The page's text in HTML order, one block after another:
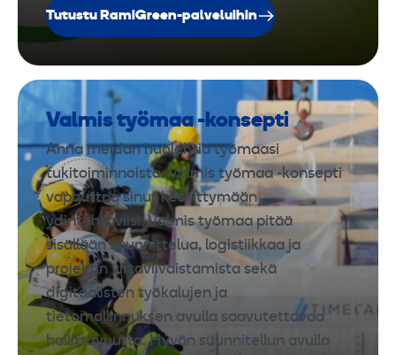
Tutustu RamiGreen-palveluihin
Valmis työmaa -konsepti
Anna meidän huolehtia työmaasi
tukitoiminnoista. Valmis työmaa -konsepti
vapauttaa sinut keskittymään
ydintehtäviisi. Valmis työmaa pitää
sisällään suunnittelua, logistiikkaa ja
projektin virtaviivaistamista sekä
digitaalisten työkalujen ja
tietomallinnuksen avulla saavutettavaa
hallittavuutta. Hyvän suunnitellun avulla